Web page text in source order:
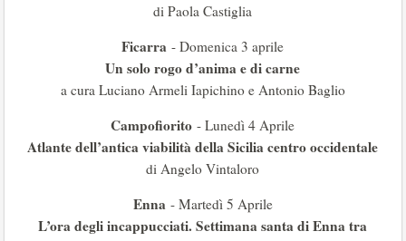
di Paola Castiglia
Ficarra - Domenica 3 aprile
Un solo rogo d’anima e di carne
a cura Luciano Armeli Iapichino e Antonio Baglio
Campofiorito - Lunedì 4 Aprile
Atlante dell’antica viabilità della Sicilia centro occidentale
di Angelo Vintaloro
Enna - Martedì 5 Aprile
L’ora degli incappucciati. Settimana santa di Enna tra